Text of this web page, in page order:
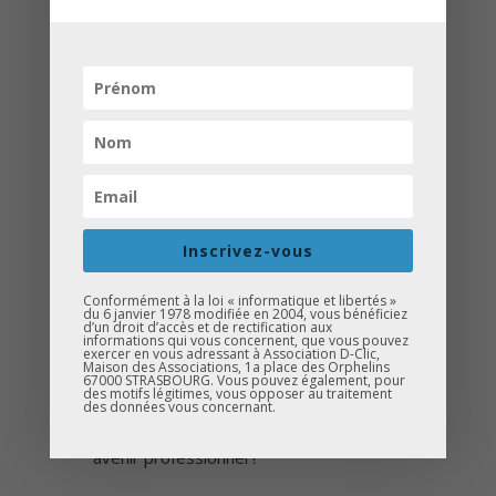
Le 4 février
Collège Europe
Nous avons rencontré les élèves de 3ᵉ,
sur l’orientation scolaire. Les temps de
pause ont également été l’occasion
d’échanger avec d’autres élèves de
l’établissement autour de notre
d’information.
Au total, près de250 élèvesont été
avenir professionnel !
Inscrivez-vous
Conformément à la loi « informatique et libertés »
du 6 janvier 1978 modifiée en 2004, vous bénéficiez
d’un droit d’accès et de rectification aux
informations qui vous concernent, que vous pouvez
exercer en vous adressant à Association D-Clic,
Maison des Associations, 1a place des Orphelins
67000 STRASBOURG. Vous pouvez également, pour
des motifs légitimes, vous opposer au traitement
des données vous concernant.